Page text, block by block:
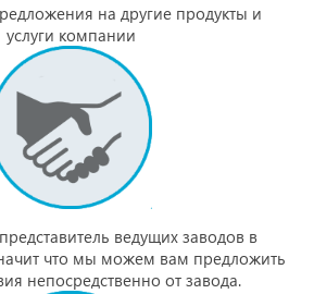
на другие продукты и
услуги компании
ведущих заводов в
что мы можем вам предложить
непосредственно от завода.